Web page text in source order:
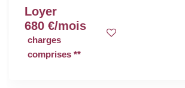
Loyer
680 €/mois
charges
comprises **